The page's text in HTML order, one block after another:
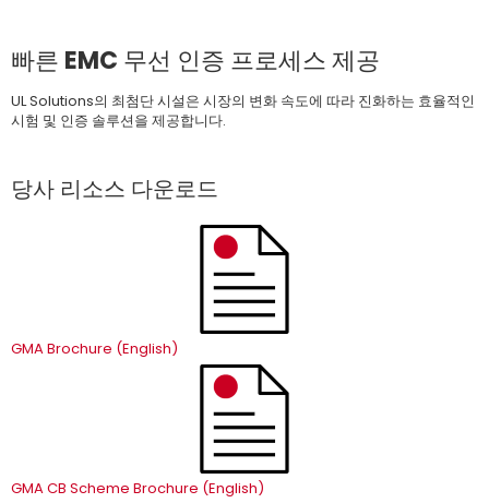
빠른 EMC 무선 인증 프로세스 제공
UL Solutions의 최첨단 시설은 시장의 변화 속도에 따라 진화하는 효율적인
시험 및 인증 솔루션을 제공합니다.
당사 리소스 다운로드
GMA Brochure (English)
GMA CB Scheme Brochure (English)